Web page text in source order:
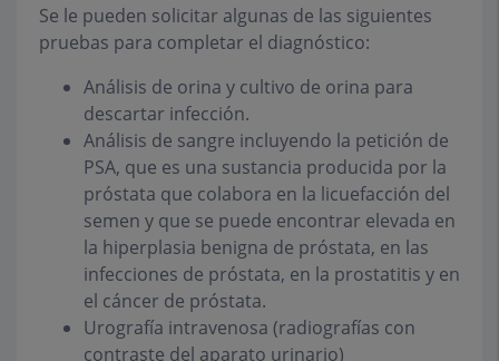
Se le pueden solicitar algunas de las siguientes
pruebas para completar el diagnóstico:
Análisis de orina y cultivo de orina para
descartar infección.
Análisis de sangre incluyendo la petición de
PSA, que es una sustancia producida por la
próstata que colabora en la licuefacción del
semen y que se puede encontrar elevada en
la hiperplasia benigna de próstata, en las
infecciones de próstata, en la prostatitis y en
el cáncer de próstata.
Urografía intravenosa (radiografías con
contraste del aparato urinario)